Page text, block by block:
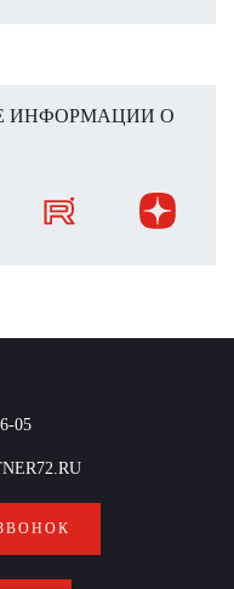
ИНФОРМАЦИИ О
05